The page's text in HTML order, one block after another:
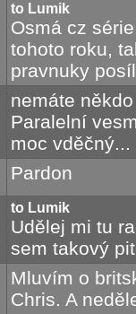
to Lumik
Osmá cz
tohoto roku,
pravnuky
nemáte
Paralelní
moc vděčný...
Pardon
to Lumik
Udělej mi tu
sem takový
Mluvím o
Chris. A